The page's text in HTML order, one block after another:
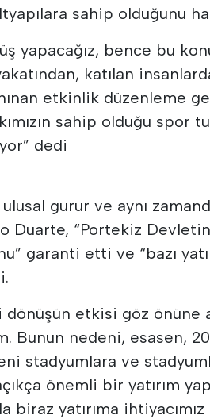
sahip olduğunu
yapacağız, bence bu
katılan
etkinlik düzenleme
sahip olduğu spor
dedi
gurur ve aynı
Duarte, “Portekiz
garanti etti ve “bazı
etkisi göz önüne
Bunun nedeni, esasen,
stadyumlara ve
önemli bir yatırım
biraz yatırıma